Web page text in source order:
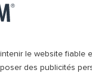
le website fiable
des publicités